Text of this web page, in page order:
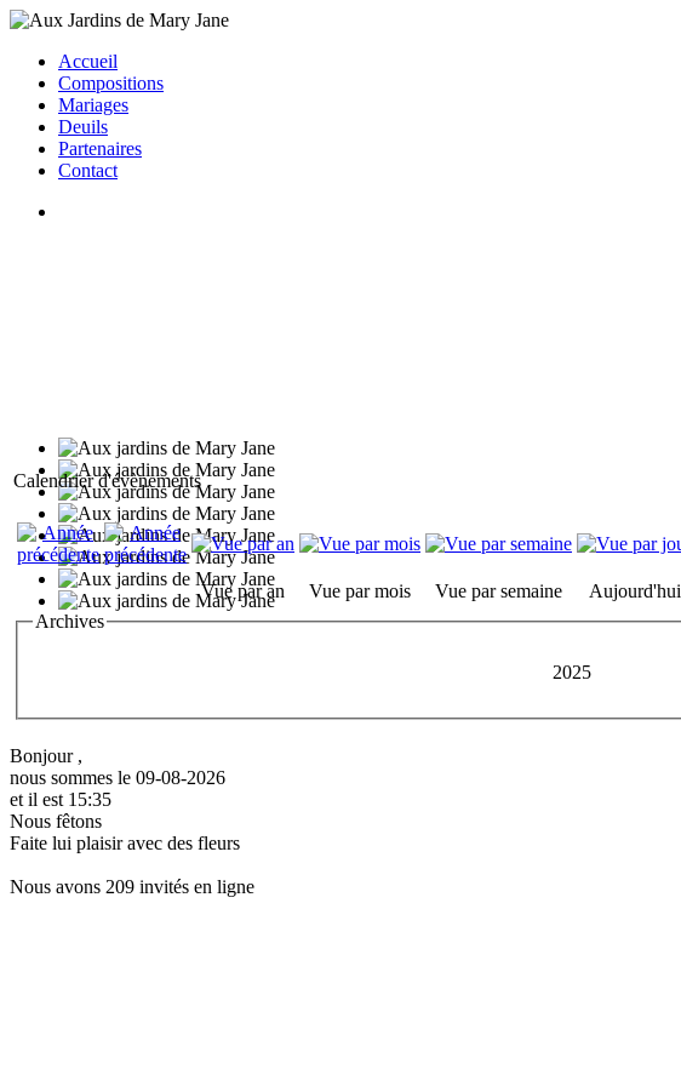
Accueil
Compositions
Mariages
Deuils
Partenaires
Contact
Calendrier d'évènements
Vue par an Vue par mois Vue par semaine Aujourd'hui
Archives
2025
Bonjour ,
nous sommes le 09-08-2026
et il est 15:35
Nous fêtons
Faite lui plaisir avec des fleurs
Nous avons 209 invités en ligne